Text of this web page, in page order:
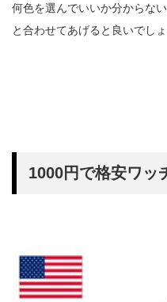
何色を選んでいいか分からな
と合わせてあげると良いでしょ
1000円で格安ワッ